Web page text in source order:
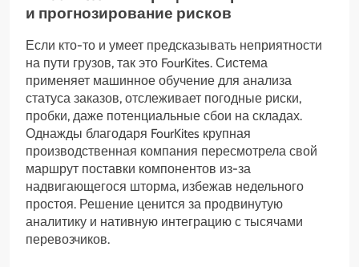
и прогнозирование рисков
Если кто-то и умеет предсказывать неприятности
на пути грузов, так это FourKites. Система
применяет машинное обучение для анализа
статуса заказов, отслеживает погодные риски,
пробки, даже потенциальные сбои на складах.
Однажды благодаря FourKites крупная
производственная компания пересмотрела свой
маршрут поставки компонентов из-за
надвигающегося шторма, избежав недельного
простоя. Решение ценится за продвинутую
аналитику и нативную интеграцию с тысячами
перевозчиков.